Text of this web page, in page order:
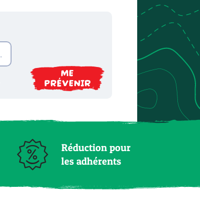
ME
PRÉVENIR
Réduction pour
les adhérents